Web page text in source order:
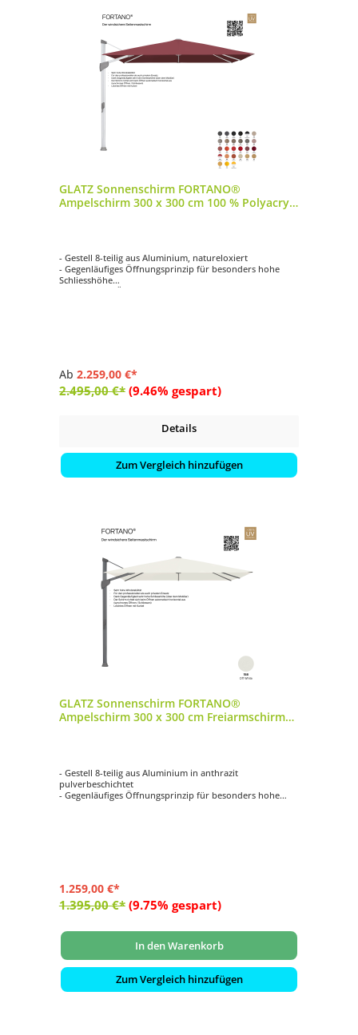
GLATZ Sonnenschirm FORTANO®
Ampelschirm 300 x 300 cm 100 % Polyacryl
- Gestell 8-teilig aus Aluminium, natureloxiert
- Gegenläufiges Öffnungsprinzip für besonders hohe
Schliesshöhe
- Synchrones Öffnungsprinzip
Ab 2.259,00 €*
2.495,00 €* (9.46% gespart)
Details
Zum Vergleich hinzufügen
GLATZ Sonnenschirm FORTANO®
Ampelschirm 300 x 300 cm Freiarmschirm
- Gestell 8-teilig aus Aluminium in anthrazit
pulverbeschichtet
- Gegenläufiges Öffnungsprinzip für besonders hohe
1.259,00 €*
1.395,00 €* (9.75% gespart)
In den Warenkorb
Zum Vergleich hinzufügen